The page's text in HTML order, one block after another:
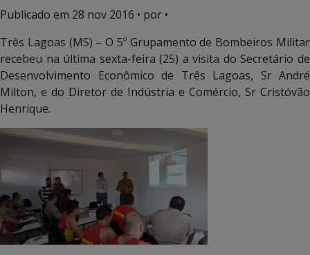
Publicado em 28 nov 2016 • por •
Três Lagoas (MS) – O 5º Grupamento de Bombeiros Militar
recebeu na última sexta-feira (25) a visita do Secretário de
Desenvolvimento Econômico de Três Lagoas, Sr André
Milton, e do Diretor de Indústria e Comércio, Sr Cristóvão
Henrique.